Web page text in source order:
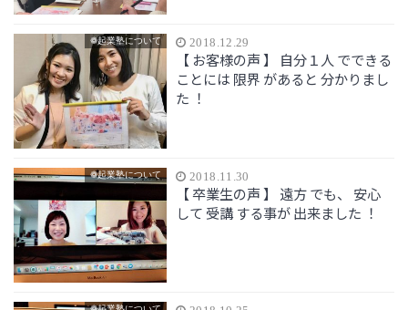
❁起業塾について 2018.12.29
【 お客様の声 】 自分１人 でできる
ことには 限界 があると 分かりまし
た ！
❁起業塾について 2018.11.30
【 卒業生の声 】 遠方 でも、 安心
して 受講 する事が 出来ました ！